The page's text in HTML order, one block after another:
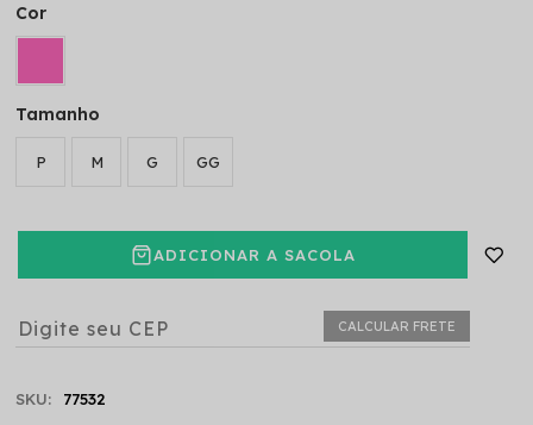
Tamanho
P M G GG
Cor
ADICIONAR A SACOLA
CALCULAR FRETE
SKU: 77532